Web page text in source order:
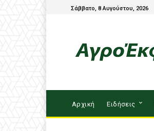
Σάββατο, 8 Αυγούστου, 2026
Αρχική Ειδήσεις